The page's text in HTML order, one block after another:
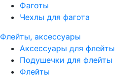
Фаготы
Чехлы для фагота
Флейты, аксессуары
Аксессуары для флейты
Подушечки для флейты
Флейты